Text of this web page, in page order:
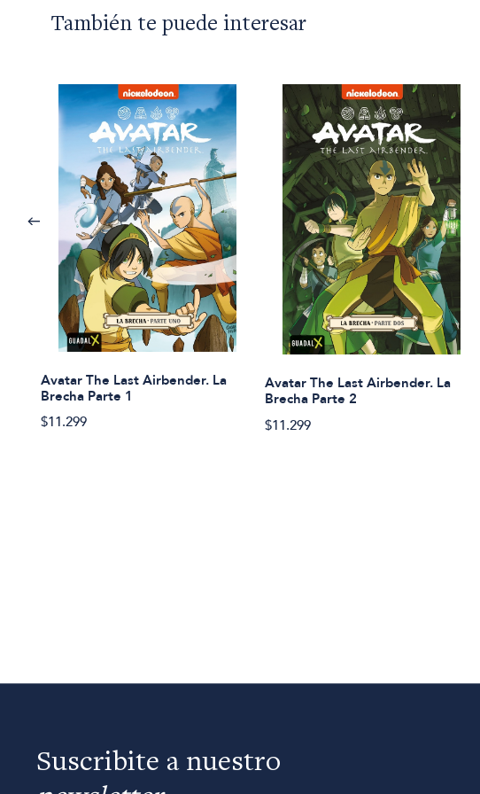
También te puede interesar
Avatar The Last Airbender. La
Brecha Parte 1
$11.299
Avatar The Last Airbender. La
Brecha Parte 2
$11.299
Suscribite a nuestro